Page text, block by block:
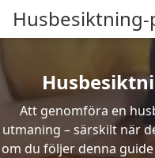
Husbesiktning-
Att genomföra en
utmaning – särskilt när
om du följer denna